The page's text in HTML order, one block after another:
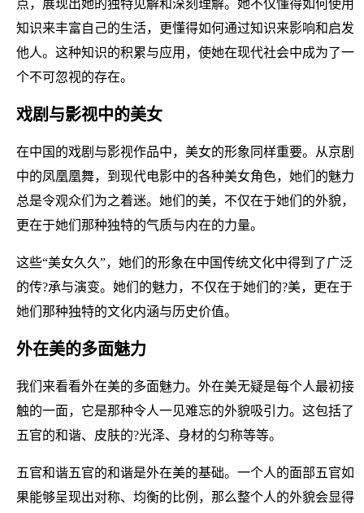
点，展现出她的独特见解和深刻理解。她不仅懂得如何使用
知识来丰富自己的生活，更懂得如何通过知识来影响和启发
他人。这种知识的积累与应用，使她在现代社会中成为了一
个不可忽视的存在。
戏剧与影视中的美女
在中国的戏剧与影视作品中，美女的形象同样重要。从京剧
中的凤凰凰舞，到现代电影中的各种美女角色，她们的魅力
总是令观众们为之着迷。她们的美，不仅在于她们的外貌，
更在于她们那种独特的气质与内在的力量。
这些“美女久久”，她们的形象在中国传统文化中得到了广泛
的传?承与演变。她们的魅力，不仅在于她们的?美，更在于
她们那种独特的文化内涵与历史价值。
外在美的多面魅力
我们来看看外在美的多面魅力。外在美无疑是每个人最初接
触的一面，它是那种令人一见难忘的外貌吸引力。这包括了
五官的和谐、皮肤的?光泽、身材的匀称等等。
五官和谐五官的和谐是外在美的基础。一个人的面部五官如
果能够呈现出对称、均衡的比例，那么整个人的外貌会显得